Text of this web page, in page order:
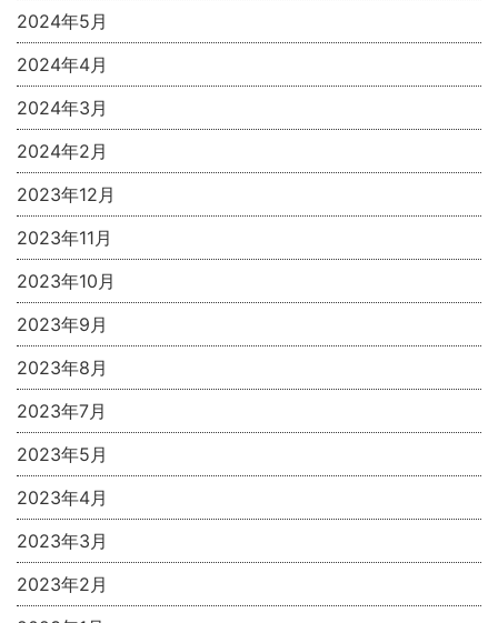
2024年5月
2024年4月
2024年3月
2024年2月
2023年12月
2023年11月
2023年10月
2023年9月
2023年8月
2023年7月
2023年5月
2023年4月
2023年3月
2023年2月